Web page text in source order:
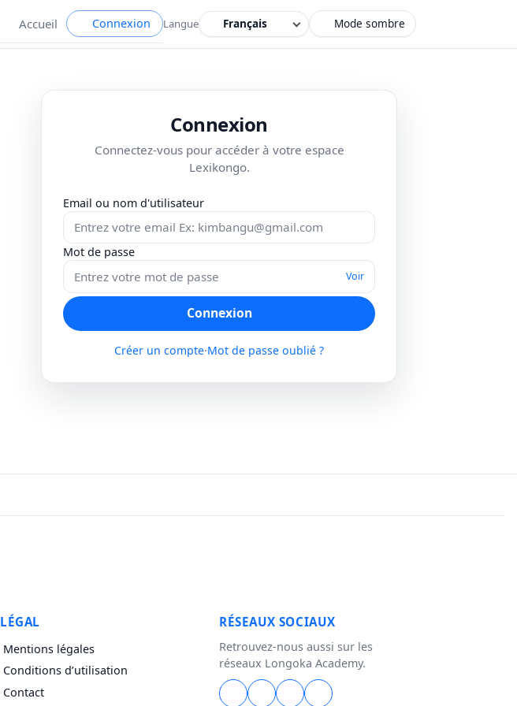
Accueil Connexion Langue Mode sombre
Connexion
Connectez-vous pour accéder à votre espace
Lexikongo.
Email ou nom d'utilisateur
Mot de passe
Voir
Connexion
Créer un compte·Mot de passe oublié ?
LÉGAL
Mentions légales
Conditions d’utilisation
Contact
RÉSEAUX SOCIAUX
Retrouvez-nous aussi sur les
réseaux Longoka Academy.